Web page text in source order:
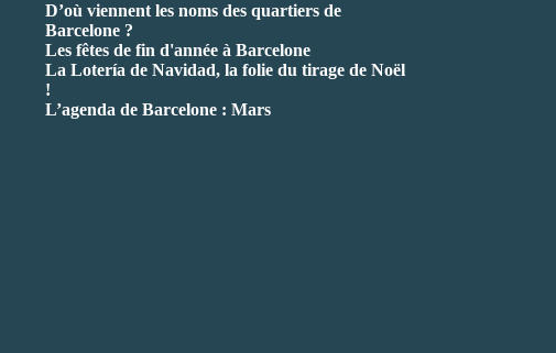
D’où viennent les noms des quartiers de
Barcelone ?
Les fêtes de fin d'année à Barcelone
La Lotería de Navidad, la folie du tirage de Noël
!
L’agenda de Barcelone : Mars